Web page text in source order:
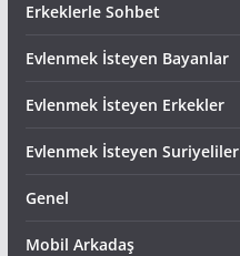
Erkeklerle Sohbet
Evlenmek İsteyen Bayanlar
Evlenmek İsteyen Erkekler
Evlenmek İsteyen Suriyeliler
Genel
Mobil Arkadaş